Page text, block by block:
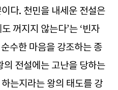
다. 천민을 내세운 전설은
꺼지지 않는다’는 ‘빈자
수한 마음을 강조하는 종
전설에는 고난을 당하는
는지라는 왕의 태도를 강